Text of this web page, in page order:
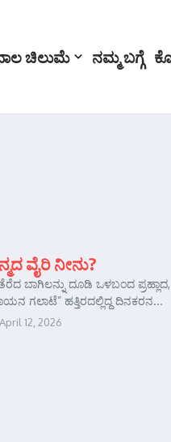
ಚಿಲುಮೆ ನಮ್ಮ ಬಗ್ಗೆ
ವೈರಿ ನೀನು?
ಬಾಗಿಲನ್ನು ದೂಡಿ ಒಳಬಂದ
ಗಲಾಟೆ” ಹತ್ತಿರದಲ್ಲಿದ್ದ ದಿನಕರನ...
April 12, 2026